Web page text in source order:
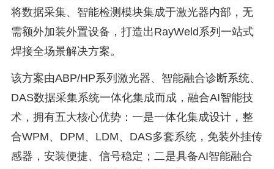
将数据采集、智能检测模块集成于激光器内部，无
需额外加装外置设备，打造出RayWeld系列一站式
焊接全场景解决方案。
该方案由ABP/HP系列激光器、智能融合诊断系统、
DAS数据采集系统一体化集成而成，融合AI智能技
术，拥有五大核心优势：一是一体化集成设计，整
合WPM、DPM、LDM、DAS多套系统，免装外挂传
感器，安装便捷、信号稳定；二是具备AI智能融合